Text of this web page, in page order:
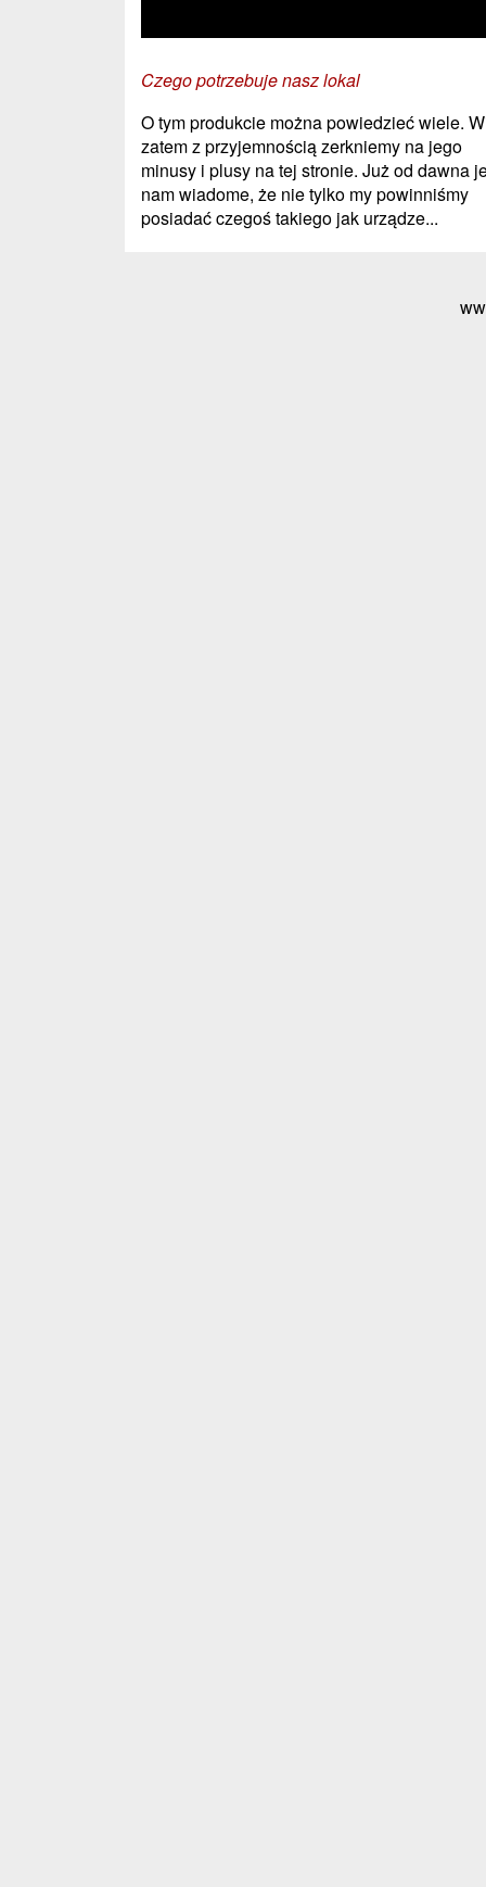
Czego potrzebuje nasz lokal
O tym produkcie można powiedzieć wiele.
zatem z przyjemnością zerkniemy na jego
minusy i plusy na tej stronie. Już od dawna
nam wiadome, że nie tylko my powinniśmy
posiadać czegoś takiego jak urządze...